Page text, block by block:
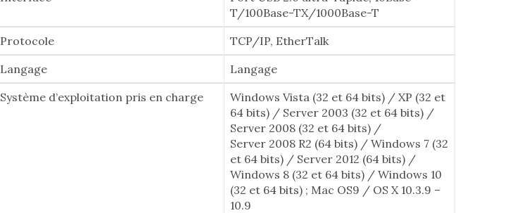
T/100Base-TX/1000Base-T
Protocole
TCP/IP, EtherTalk
Langage
Langage
Système d’exploitation pris en charge
Windows Vista (32 et 64 bits) / XP (32 et
64 bits) / Server 2003 (32 et 64 bits) /
Server 2008 (32 et 64 bits) /
Server 2008 R2 (64 bits) / Windows 7 (32
et 64 bits) / Server 2012 (64 bits) /
Windows 8 (32 et 64 bits) / Windows 10
(32 et 64 bits) ; Mac OS9 / OS X 10.3.9 –
10.9